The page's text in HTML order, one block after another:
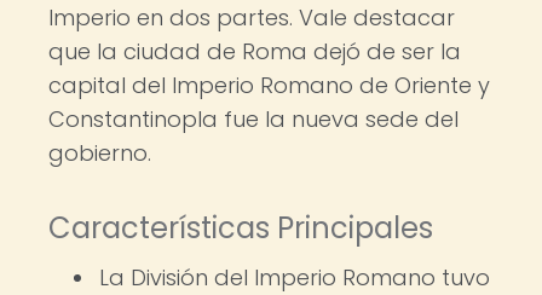
Imperio en dos partes. Vale destacar
que la ciudad de Roma dejó de ser la
capital del Imperio Romano de Oriente y
Constantinopla fue la nueva sede del
gobierno.
Características Principales
La División del Imperio Romano tuvo